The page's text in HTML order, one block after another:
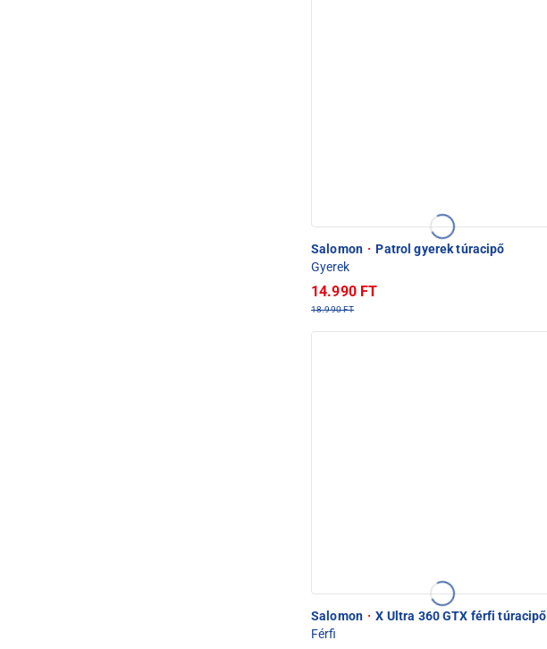
Salomon · Patrol gyerek túracipő
Gyerek
14.990 FT
18.990 FT
Salomon · X Ultra 360 GTX férfi túracipő
Férfi